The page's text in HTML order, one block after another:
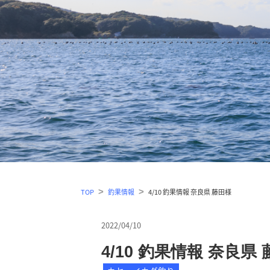
TOP 釣果情報 4/10 釣果情報 奈良県 藤田様
2022/04/10
4/10 釣果情報 奈良県